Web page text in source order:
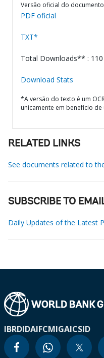
Versão oficial do
PDF oficial
TXT*
Total Downloads** : 110
Download Stats
*A versão do texto é um
unicamente em benefício
RELATED LINKS
See documents related to
SUBSCRIBE TO
Daily Updates of the Latest
IBRDIDAIFCMIGAICSID